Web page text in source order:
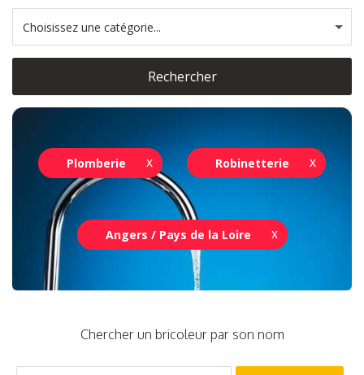
Plomberie Robinetterie
Angers / Pays de la Loire
Choisissez une catégorie...
Rechercher
Chercher un bricoleur par son nom